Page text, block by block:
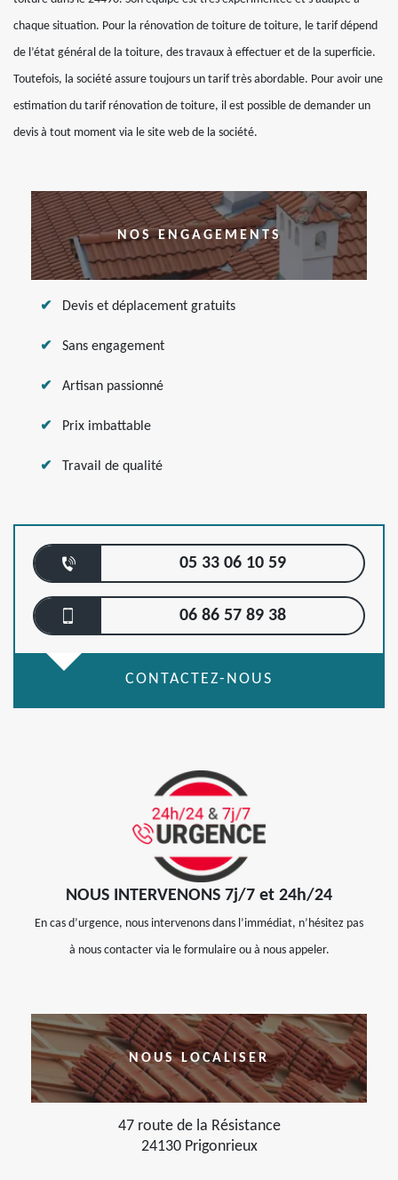
chaque situation. Pour la rénovation de toiture de toiture, le tarif dépend
de l’état général de la toiture, des travaux à effectuer et de la superficie.
Toutefois, la société assure toujours un tarif très abordable. Pour avoir une
estimation du tarif rénovation de toiture, il est possible de demander un
devis à tout moment via le site web de la société.
NOS ENGAGEMENTS
Devis et déplacement gratuits
Sans engagement
Artisan passionné
Prix imbattable
Travail de qualité
05 33 06 10 59
06 86 57 89 38
CONTACTEZ-NOUS
NOUS INTERVENONS 7j/7 et 24h/24
En cas d’urgence, nous intervenons dans l’immédiat, n’hésitez pas
à nous contacter via le formulaire ou à nous appeler.
NOUS LOCALISER
47 route de la Résistance
24130 Prigonrieux